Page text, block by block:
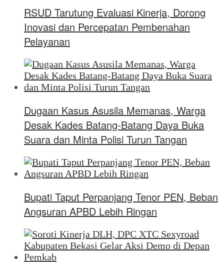
RSUD Tarutung Evaluasi Kinerja, Dorong
Inovasi dan Percepatan Pembenahan
Pelayanan
Dugaan Kasus Asusila Memanas, Warga
Desak Kades Batang-Batang Daya Buka
Suara dan Minta Polisi Turun Tangan
Bupati Taput Perpanjang Tenor PEN, Beban
Angsuran APBD Lebih Ringan